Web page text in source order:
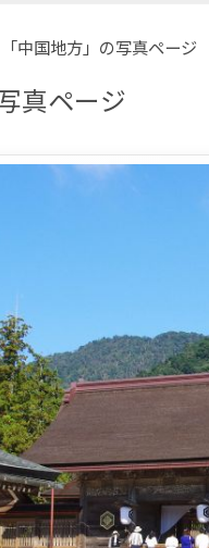
「中国地方」の写真ページ
真ページ